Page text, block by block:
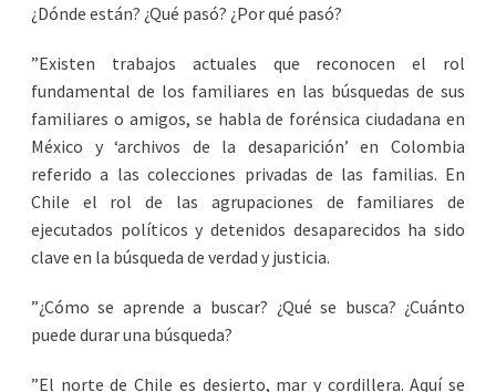
¿Dónde están? ¿Qué pasó? ¿Por qué pasó?
”Existen trabajos actuales que reconocen el rol
fundamental de los familiares en las búsquedas de sus
familiares o amigos, se habla de forénsica ciudadana en
México y ‘archivos de la desaparición’ en Colombia
referido a las colecciones privadas de las familias. En
Chile el rol de las agrupaciones de familiares de
ejecutados políticos y detenidos desaparecidos ha sido
clave en la búsqueda de verdad y justicia.
”¿Cómo se aprende a buscar? ¿Qué se busca? ¿Cuánto
puede durar una búsqueda?
”El norte de Chile es desierto, mar y cordillera. Aquí se